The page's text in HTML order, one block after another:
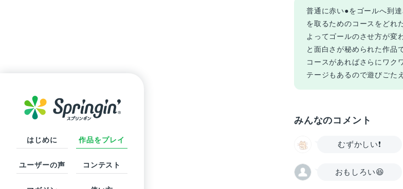
はじめに 作品をプレイ
ユーザーの声 コンテスト
普通に赤い●をゴールへ到
を取るためのコースをどれ
よってゴールのさせ方が変
と面白さが秘められた作品
コースがあればさらにワク
テージもあるので遊びごた
みんなのコメント
むずかしい❗
おもしろい😆